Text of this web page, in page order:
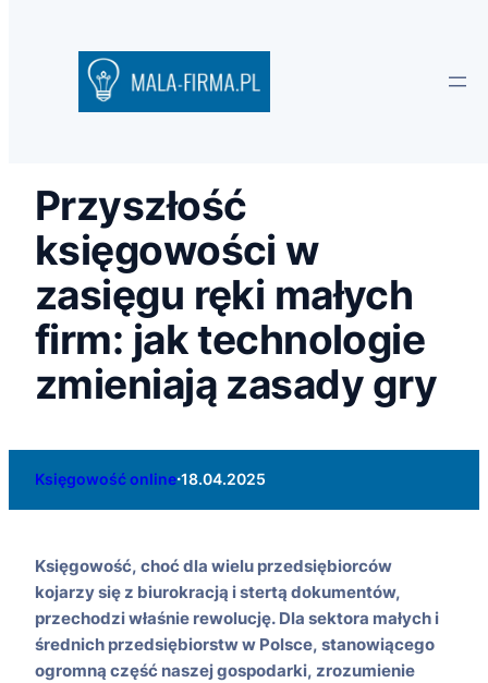
Przyszłość
księgowości w
zasięgu ręki małych
firm: jak technologie
zmieniają zasady gry
Księgowość online·18.04.2025
Księgowość, choć dla wielu przedsiębiorców
kojarzy się z biurokracją i stertą dokumentów,
przechodzi właśnie rewolucję. Dla sektora małych i
średnich przedsiębiorstw w Polsce, stanowiącego
ogromną część naszej gospodarki, zrozumienie